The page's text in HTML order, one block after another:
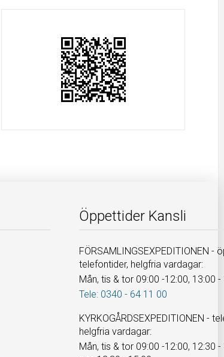
Öppettider Kansli
FÖRSAMLINGSEXPEDITIONEN -
telefontider, helgfria vardagar:
Mån, tis & tor 09:00 -12:00, 13:00 -
Tele: 0340 - 64 11 00
KYRKOGÅRDSEXPEDITIONEN -
helgfria vardagar:
Mån, tis & tor 09:00 -12:00, 12:30 -